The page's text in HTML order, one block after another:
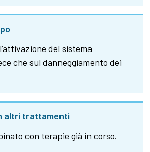
del sistema
che sul danneggiamento dei
altri trattamenti
con terapie già in corso.